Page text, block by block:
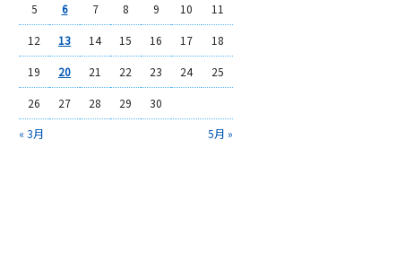
« 3月 5月 »
5 6 7 8 9 10 11
12 13 14 15 16 17 18
19 20 21 22 23 24 25
26 27 28 29 30